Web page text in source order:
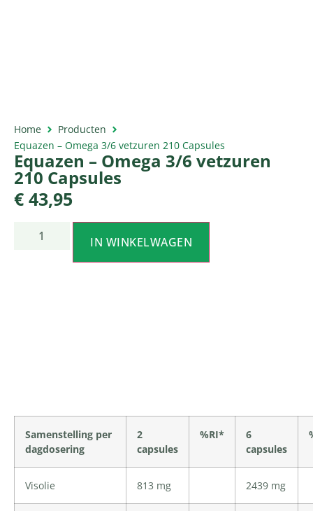
Home
Producten
Equazen – Omega 3/6 vetzuren 210 Capsules
Equazen – Omega 3/6 vetzuren
210 Capsules
€ 43,95
IN WINKELWAGEN
Samenstelling per
dagdosering
2
capsules
%RI*
6
capsules
Visolie 813 mg 2439 mg